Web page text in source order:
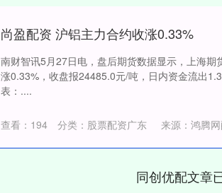
尚盈配资 沪铝主力合约收涨0.33%
南财智讯5月27日电，盘后期货数据显示，上海期
涨0.33%，收盘报24485.0元/吨，日内资金流出
表：....
来源：鸿腾
查看： 194 分类： 股票配资广东
同创优配文章